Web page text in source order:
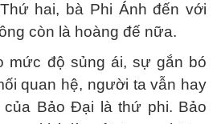
hai, bà Phi Ánh đến với
còn là hoàng đế nữa.
mức độ sủng ái, sự gắn bó
quan hệ, người ta vẫn hay
Bảo Đại là thứ phi. Bảo